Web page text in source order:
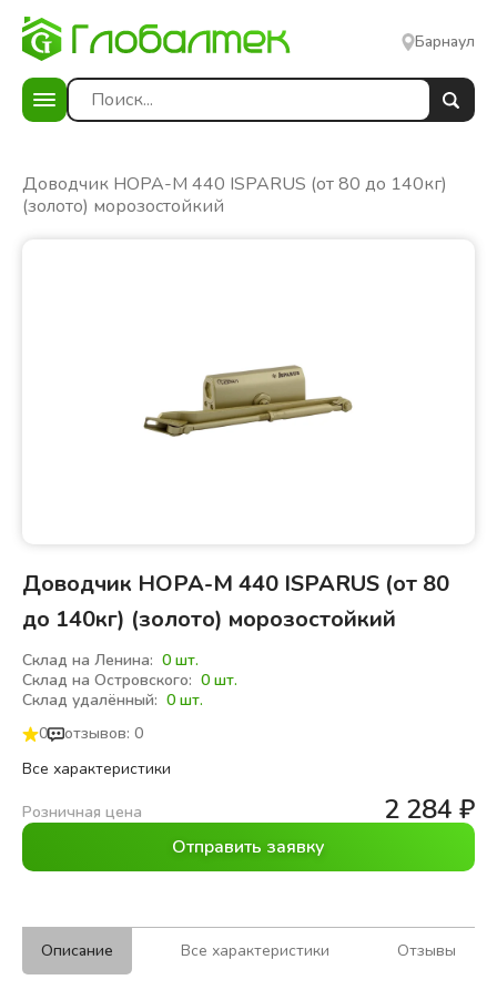
Барнаул
Доводчик НОРА-М 440 ISPARUS (от 80 до 140кг)
(золото) морозостойкий
Доводчик НОРА-М 440 ISPARUS (от 80
до 140кг) (золото) морозостойкий
Склад на Ленина: 0 шт.
Склад на Островского: 0 шт.
Склад удалённый: 0 шт.
0
отзывов: 0
Все характеристики
Розничная цена 2 284 ₽
Отправить заявку
Описание Все характеристики Отзывы